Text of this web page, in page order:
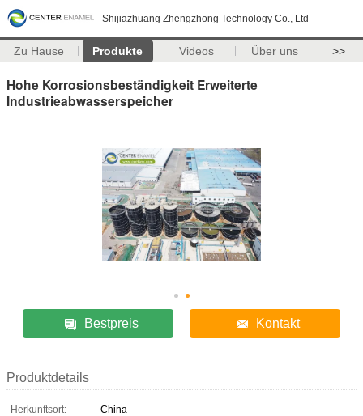
Shijiazhuang Zhengzhong Technology Co., Ltd
Zu Hause Produkte Videos Über uns >>
Hohe Korrosionsbeständigkeit Erweiterte
Industrieabwasserspeicher
Bestpreis Kontakt
Produktdetails
Herkunftsort:
China